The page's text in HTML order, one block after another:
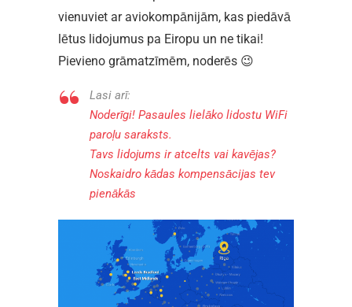
vienuviet ar aviokompānijām, kas piedāvā
lētus lidojumus pa Eiropu un ne tikai!
Pievieno grāmatzīmēm, noderēs 😉
Lasi arī:
Noderīgi! Pasaules lielāko lidostu WiFi
paroļu saraksts.
Tavs lidojums ir atcelts vai kavējas?
Noskaidro kādas kompensācijas tev
pienākās